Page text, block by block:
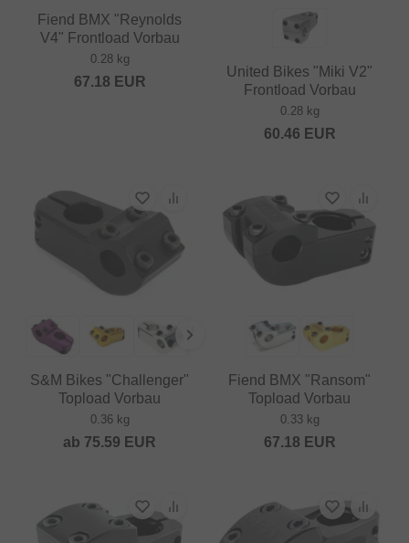
Fiend BMX "Reynolds
V4" Frontload Vorbau
0.28 kg
67.18 EUR
United Bikes "Miki V2"
Frontload Vorbau
0.28 kg
60.46 EUR
S&M Bikes "Challenger"
Topload Vorbau
0.36 kg
ab 75.59 EUR
Fiend BMX "Ransom"
Topload Vorbau
0.33 kg
67.18 EUR